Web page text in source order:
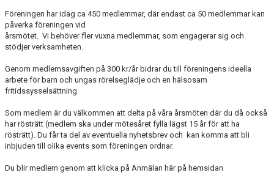
FÖRENINGSKALENDER
PROJEKT IP SATSNING
ANMÄLAN
Föreningen har idag ca 450 medlemmar, där endast ca 50 medlemmar kan
påverka föreningen vid
årsmötet. Vi behöver fler vuxna medlemmar, som engagerar sig och
stödjer verksamheten.
Genom medlemsavgiften på 300 kr/år bidrar du till föreningens ideella
arbete för barn och ungas rörelseglädje och en hälsosam
fritidssysselsättning.
Som medlem är du välkommen att delta på våra årsmöten där du då också
har rösträtt (medlem ska under mötesåret fylla lägst 15 år för att ha
rösträtt). Du får ta del av eventuella nyhetsbrev och kan komma att bli
inbjuden till olika events som föreningen ordnar.
Du blir medlem genom att klicka på Anmälan här på hemsidan